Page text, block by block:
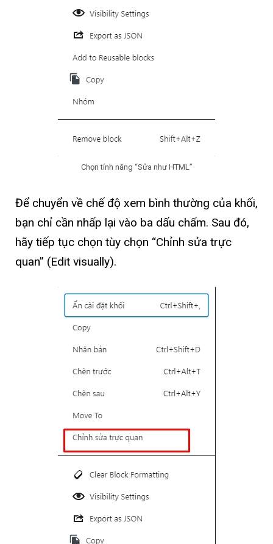
Chọn tính năng “Sửa như HTML”
Để chuyển về chế độ xem bình thường của khối,
bạn chỉ cần nhấp lại vào ba dấu chấm. Sau đó,
hãy tiếp tục chọn tùy chọn “Chỉnh sửa trực
quan” (Edit visually).